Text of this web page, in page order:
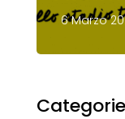
6 Marzo